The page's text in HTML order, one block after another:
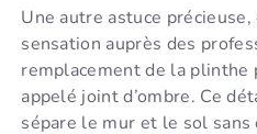
Une autre astuce
sensation auprès des
remplacement de la plinthe
appelé joint d’ombre. Ce
sépare le mur et le sol